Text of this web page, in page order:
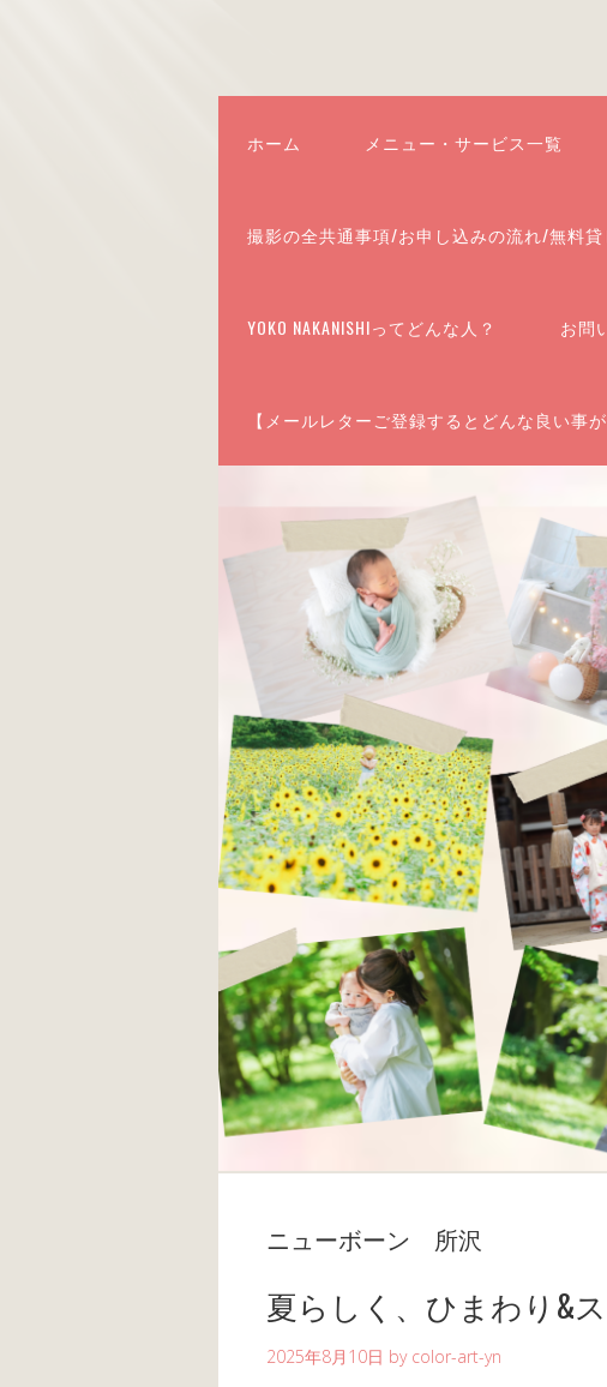
ホーム メニュー・サービス一覧
撮影の全共通事項/お申し込みの流れ/無料貸
YOKO NAKANISHIってどんな人？ お問
【メールレターご登録するとどんな良い事が
ニューボーン 所沢
夏らしく、ひまわり&
2025年8月10日 by color-art-yn